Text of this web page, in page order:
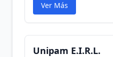
Ver Más
Unipam E.I.R.L.